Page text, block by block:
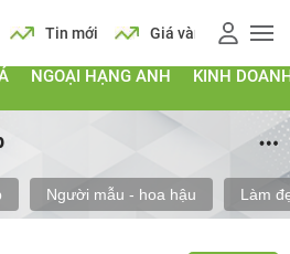
Tin mới Giá vàng Giá xăng
NGOẠI HẠNG ANH KINH
Người mẫu - hoa hậu Làm